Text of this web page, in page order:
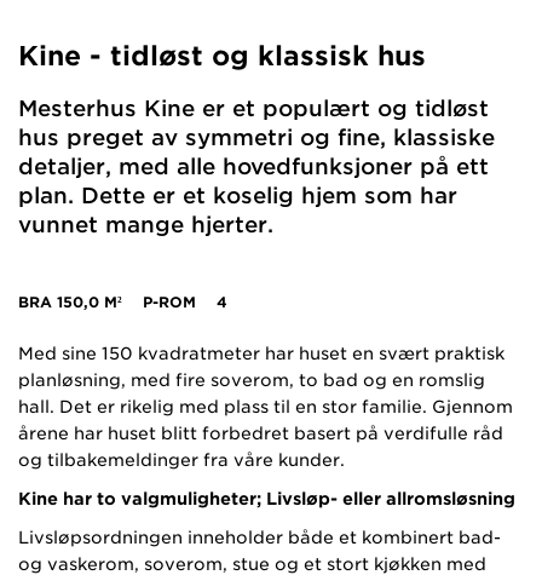
Kine - tidløst og klassisk hus
Mesterhus Kine er et populært og tidløst
hus preget av symmetri og fine, klassiske
detaljer, med alle hovedfunksjoner på ett
plan. Dette er et koselig hjem som har
vunnet mange hjerter.
BRA 150,0 M² P-ROM 4
Med sine 150 kvadratmeter har huset en svært praktisk
planløsning, med fire soverom, to bad og en romslig
hall. Det er rikelig med plass til en stor familie. Gjennom
årene har huset blitt forbedret basert på verdifulle råd
og tilbakemeldinger fra våre kunder.
Kine har to valgmuligheter; Livsløp- eller allromsløsning
Livsløpsordningen inneholder både et kombinert bad-
og vaskerom, soverom, stue og et stort kjøkken med